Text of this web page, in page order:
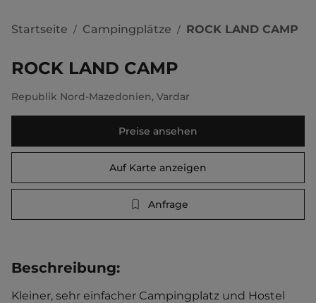
Startseite / Campingplätze / ROCK LAND CAMP
ROCK LAND CAMP
Republik Nord-Mazedonien, Vardar
Preise ansehen
Auf Karte anzeigen
Anfrage
Beschreibung:
Kleiner, sehr einfacher Campingplatz und Hostel